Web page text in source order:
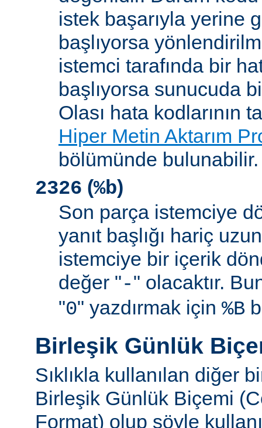
istek başarıyla yerine
başlıyorsa
istemci tarafında bir
başlıyorsa sunucuda
Olası hata kodlarının
Hiper Metin Aktarım
bölümünde bulunabilir.
2326 (%b)
Son parça istemciye
yanıt başlığı hariç
istemciye bir içerik
değer "-" olacaktır.
"0" yazdırmak için %B
Birleşik Günlük
Sıklıkla kullanılan diğer
Birleşik Günlük Biçemi
Format) olup şöyle